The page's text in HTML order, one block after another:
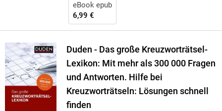
eBook epub
6,99 €
Duden - Das große Kreuzworträtsel-
Lexikon: Mit mehr als 300 000 Fragen
und Antworten. Hilfe bei
Kreuzworträtseln: Lösungen schnell
finden